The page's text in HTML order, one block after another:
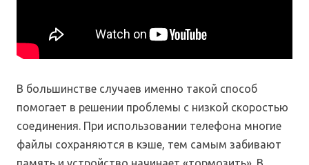
В большинстве случаев именно такой способ
помогает в решении проблемы с низкой скоростью
соединения. При использовании телефона многие
файлы сохраняются в кэше, тем самым забивают